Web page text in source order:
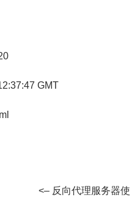
GMT
<– 反向代理服务器使